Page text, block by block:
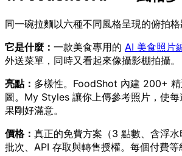
同一碗拉麵以六種不同風格呈現的俯拍
它是什麼： 一款美食專用的 AI 美食照片
外送菜單，同時又看起來像攝影棚拍攝。
亮點： 多樣性。FoodShot 內建 200+
圖。My Styles 讓你上傳參考照片，使
果剛好滿意。
價格： 真正的免費方案（3 點數、含浮
批次、API 存取與轉售授權。每個付費